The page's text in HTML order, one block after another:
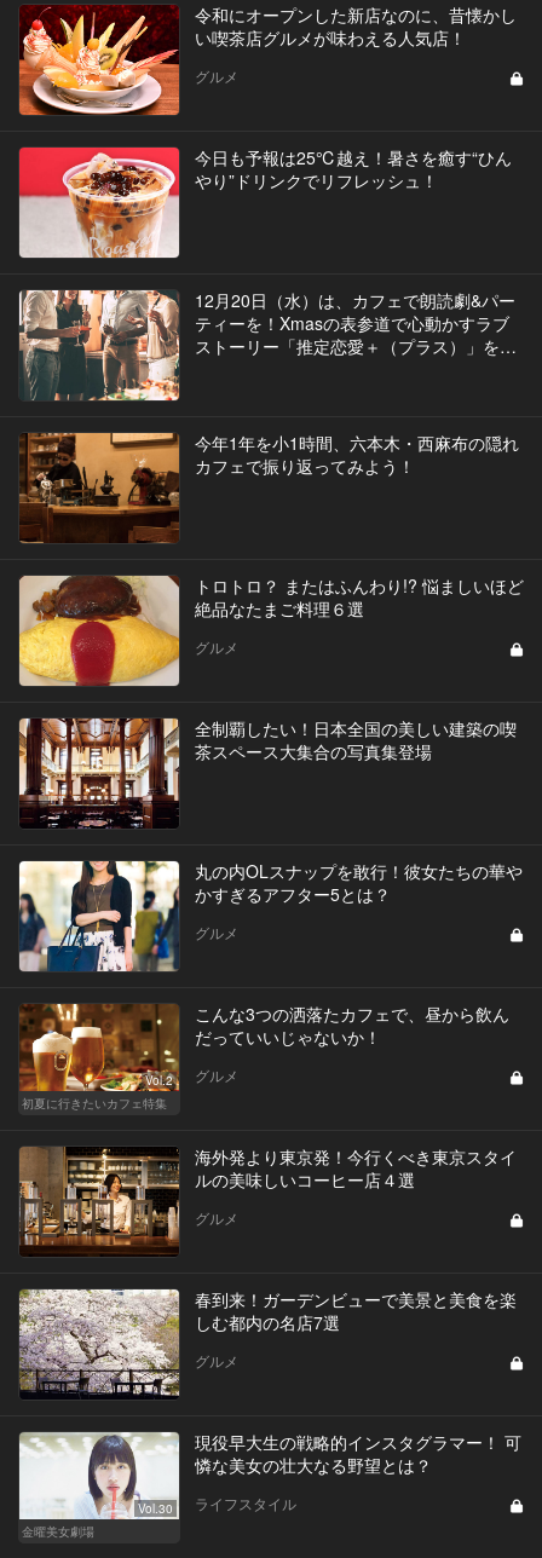
令和にオープンした新店なのに、昔懐かし
い喫茶店グルメが味わえる人気店！
グルメ
今日も予報は25℃越え！暑さを癒す“ひん
やり”ドリンクでリフレッシュ！
12月20日（水）は、カフェで朗読劇&パー
ティーを！Xmasの表参道で心動かすラブ
ストーリー「推定恋愛＋（プラス）」を観
今年1年を小1時間、六本木・西麻布の隠れ
カフェで振り返ってみよう！
トロトロ？ またはふんわり!? 悩ましいほど
絶品なたまご料理６選
グルメ
全制覇したい！日本全国の美しい建築の喫
茶スペース大集合の写真集登場
丸の内OLスナップを敢行！彼女たちの華や
かすぎるアフター5とは？
グルメ
Vol.2
初夏に行きたいカフェ特集
こんな3つの洒落たカフェで、昼から飲ん
だっていいじゃないか！
グルメ
海外発より東京発！今行くべき東京スタイ
ルの美味しいコーヒー店４選
グルメ
春到来！ガーデンビューで美景と美食を楽
しむ都内の名店7選
グルメ
Vol.30
金曜美女劇場
現役早大生の戦略的インスタグラマー！ 可
憐な美女の壮大なる野望とは？
ライフスタイル